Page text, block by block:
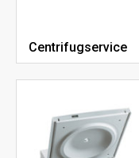
Centrifugservice